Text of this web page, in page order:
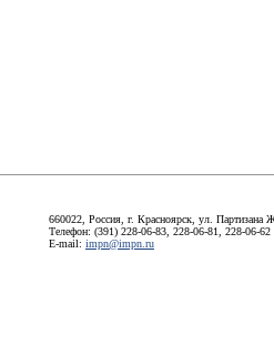
660022, Россия, г. Красноярск, ул. Партизана
Телефон: (391) 228-06-83, 228-06-81, 228-06-62
E-mail: impn@impn.ru